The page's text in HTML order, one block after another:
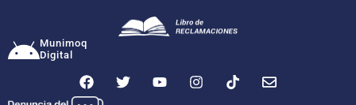
Munimoq
Digital